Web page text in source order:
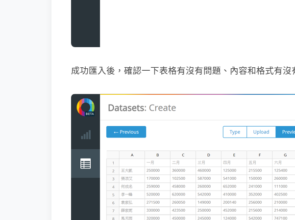
成功匯入後，確認一下表格有沒有問題、內容和格式有沒